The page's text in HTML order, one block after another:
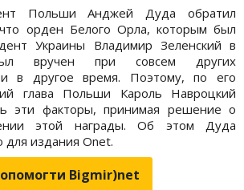
Польши Анджей Дуда обратил
орден Белого Орла, которым был
Украины Владимир Зеленский в
вручен при совсем других
и в другое время. Поэтому, по его
глава Польши Кароль Навроцкий
эти факторы, принимая решение о
этой награды. Об этом Дуда
для издания Onet.
Bigmir)net